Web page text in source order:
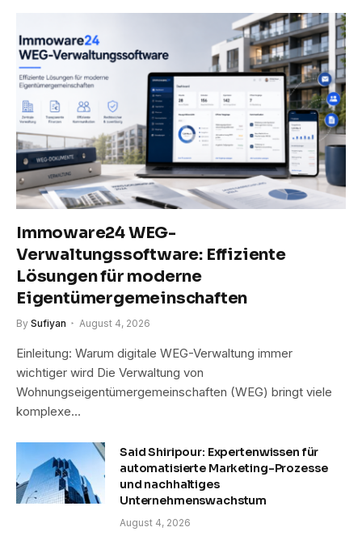
Immoware24 WEG-
Verwaltungssoftware: Effiziente
Lösungen für moderne
Eigentümergemeinschaften
By Sufiyan August 4, 2026
Einleitung: Warum digitale WEG-Verwaltung immer
wichtiger wird Die Verwaltung von
Wohnungseigentümergemeinschaften (WEG) bringt viele
komplexe…
Said Shiripour: Expertenwissen für
automatisierte Marketing-Prozesse
und nachhaltiges
Unternehmenswachstum
August 4, 2026